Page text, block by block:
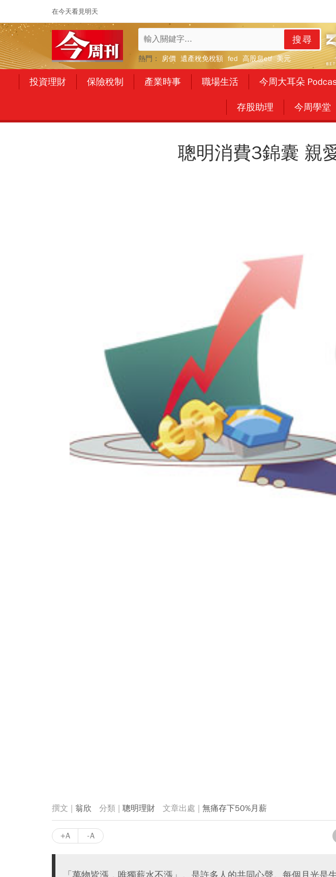
在今天看見明天
搜尋
熱門： 房價 遺產稅免稅額 fed 高股息etf 美元
投資理財 保險稅制 產業時事 職場生活 今周大耳朵
存股助理 今周學堂
聰明消費3錦囊
翁欣 聰明理財 無痛存下50%月薪
+A -A
「萬物皆漲，唯獨薪水不漲」。是許多人的共同心聲。每個月光是